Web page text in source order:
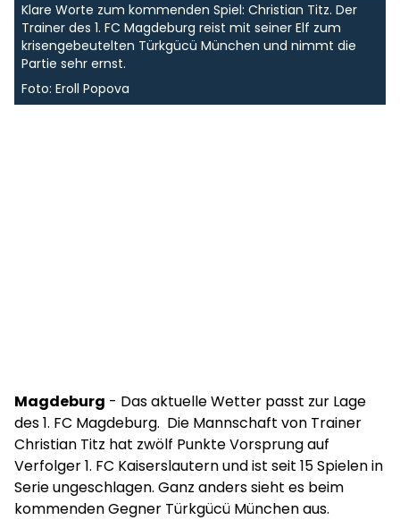
Klare Worte zum kommenden Spiel: Christian Titz. Der
Trainer des 1. FC Magdeburg reist mit seiner Elf zum
krisengebeutelten Türkgücü München und nimmt die
Partie sehr ernst.
Foto: Eroll Popova
Magdeburg - Das aktuelle Wetter passt zur Lage
des 1. FC Magdeburg. Die Mannschaft von Trainer
Christian Titz hat zwölf Punkte Vorsprung auf
Verfolger 1. FC Kaiserslautern und ist seit 15 Spielen in
Serie ungeschlagen. Ganz anders sieht es beim
kommenden Gegner Türkgücü München aus.